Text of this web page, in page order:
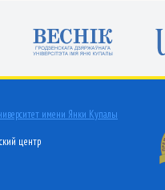
имени Янки Купалы
центр